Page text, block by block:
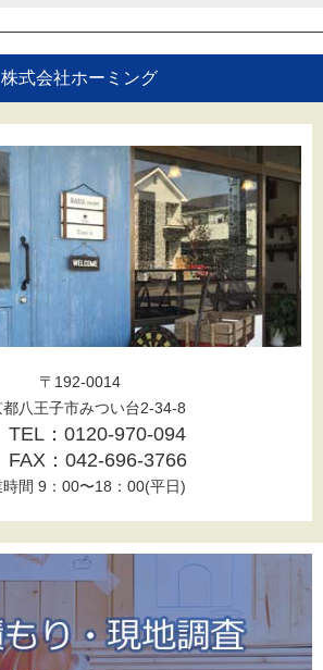
株式会社ホーミング
〒192-0014
都八王子市みつい台2-34-8
TEL：0120-970-094
FAX：042-696-3766
時間 9：00〜18：00(平日)